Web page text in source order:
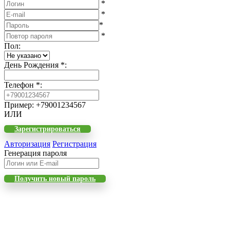
*
*
*
*
Пол:
День Рождения *:
Телефон *:
Пример: +79001234567
ИЛИ
Зарегистрироваться
Авторизация Регистрация
Генерация пароля
Получить новый пароль